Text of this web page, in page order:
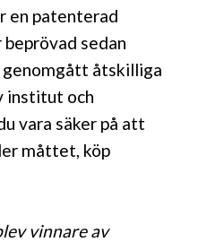
en patenterad
sedan
genomgått åtskilliga
institut och
vara säker på att
måttet, köp
vinnare av